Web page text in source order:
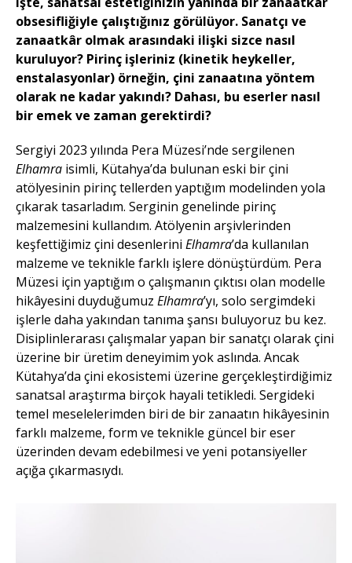
obsesifliğiyle çalıştığınız görülüyor. Sanatçı ve
zanaatkâr olmak arasındaki ilişki sizce nasıl
kuruluyor? Pirinç işleriniz (kinetik heykeller,
enstalasyonlar) örneğin, çini zanaatına yöntem
olarak ne kadar yakındı? Dahası, bu eserler nasıl
bir emek ve zaman gerektirdi?
Sergiyi 2023 yılında Pera Müzesi’nde sergilenen
Elhamra isimli, Kütahya’da bulunan eski bir çini
atölyesinin pirinç tellerden yaptığım modelinden yola
çıkarak tasarladım. Serginin genelinde pirinç
malzemesini kullandım. Atölyenin arşivlerinden
keşfettiğimiz çini desenlerini Elhamra’da kullanılan
malzeme ve teknikle farklı işlere dönüştürdüm. Pera
Müzesi için yaptığım o çalışmanın çıktısı olan modelle
hikâyesini duyduğumuz Elhamra’yı, solo sergimdeki
işlerle daha yakından tanıma şansı buluyoruz bu kez.
Disiplinlerarası çalışmalar yapan bir sanatçı olarak çini
üzerine bir üretim deneyimim yok aslında. Ancak
Kütahya’da çini ekosistemi üzerine gerçekleştirdiğimiz
sanatsal araştırma birçok hayali tetikledi. Sergideki
temel meselelerimden biri de bir zanaatın hikâyesinin
farklı malzeme, form ve teknikle güncel bir eser
üzerinden devam edebilmesi ve yeni potansiyeller
açığa çıkarmasıydı.